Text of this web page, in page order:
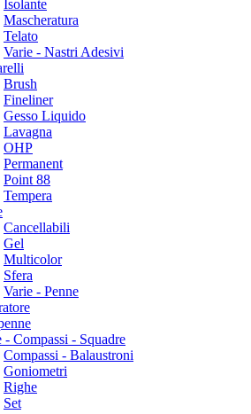
Isolante
Mascheratura
Telato
Varie - Nastri Adesivi
Brush
Fineliner
Gesso Liquido
Lavagna
OHP
Permanent
Point 88
Tempera
Cancellabili
Gel
Multicolor
Sfera
Varie - Penne
- Compassi - Squadre
Compassi - Balaustroni
Goniometri
Righe
Set